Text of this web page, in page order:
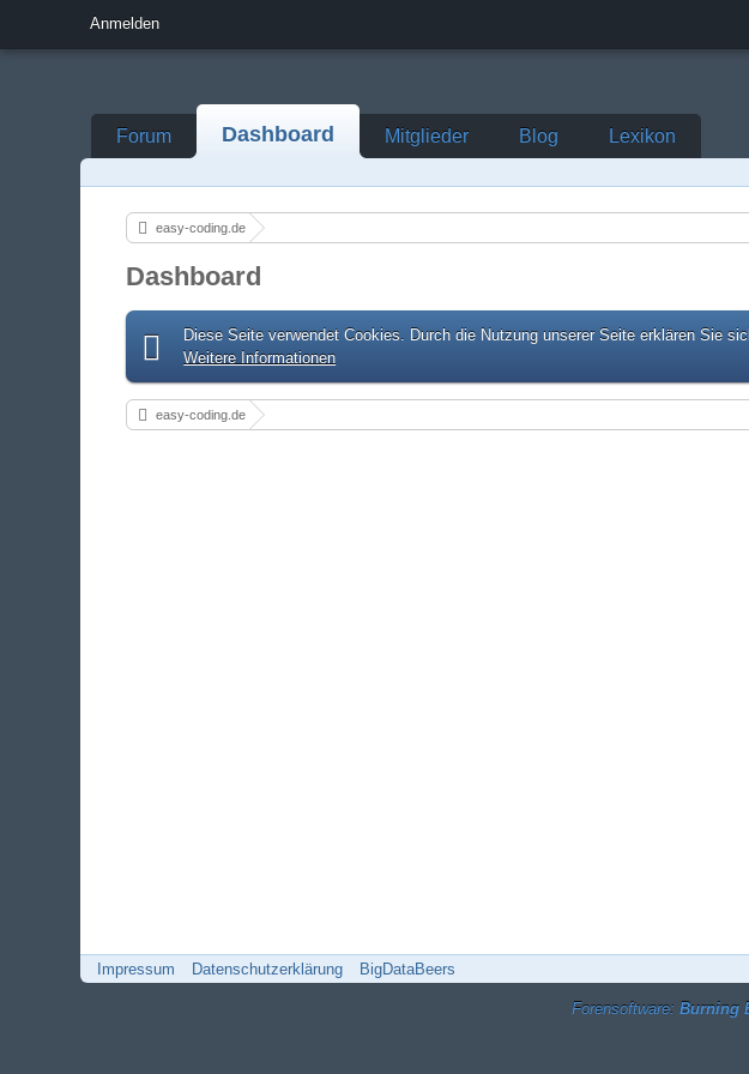
Anmelden
Forum Dashboard Mitglieder Blog Lexikon
easy-coding.de
Dashboard
Diese Seite verwendet Cookies. Durch die Nutzung unserer Seite erklären Sie
Weitere Informationen
easy-coding.de
Impressum Datenschutzerklärung BigDataBeers
Forensoftware: Burning